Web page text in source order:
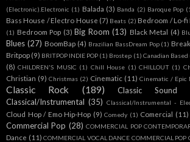
(Electronic).Electronic (1) Balada (3) Banda (2) Baroque Pop
Bass House / Electro House (7) Beats (2) Bedroom / Lo-fi
(1) Bedroom Pop (3) Big Room (13) Black Metal (4)
Blues (27) BoomBap (4) Brazilian BassDream Pop (1)
Britpop (9) BRITPOP INDIE POP (1) Brostep (1) Canadian Based
(8) CHILDREN'S MUSIC (1) Chill House (1) CHILLOUT (1)
Christian (9) Christmas (2) Cinematic (11) Cinematic / Epic
Classic Rock (189) Classic Sound
Classical/Instrumental (35) Classical/Instrumental -
Cloud Hop / Emo Hip-Hop (9) Comedy (1) Comercial (11)
Commercial Pop (28) COMMERCIAL POP
Dance (11) COMMERCIAL VOCAL DANCE COMMERCIAL POP